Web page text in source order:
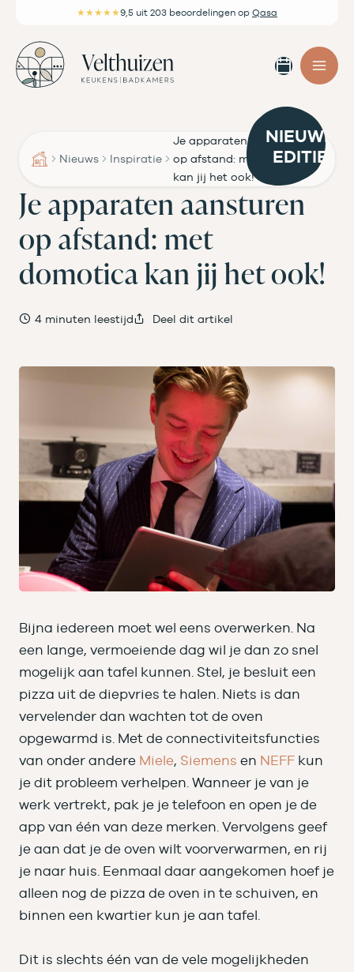
inhoud
★★★★★9,5 uit 203 beoordelingen op Qasa
maken
Nieuws Inspiratie
Je apparaten aansturen
op afstand: met domotica
kan jij het ook!
Je apparaten aansturen
op afstand: met
domotica kan jij het ook!
4 minuten leestijd Deel dit artikel
Bijna iedereen moet wel eens overwerken. Na
een lange, vermoeiende dag wil je dan zo snel
mogelijk aan tafel kunnen. Stel, je besluit een
pizza uit de diepvries te halen. Niets is dan
vervelender dan wachten tot de oven
opgewarmd is. Met de connectiviteitsfuncties
van onder andere Miele, Siemens en NEFF kun
je dit probleem verhelpen. Wanneer je van je
werk vertrekt, pak je je telefoon en open je de
app van één van deze merken. Vervolgens geef
je aan dat je de oven wilt voorverwarmen, en rij
je naar huis. Eenmaal daar aangekomen hoef je
alleen nog de pizza de oven in te schuiven, en
binnen een kwartier kun je aan tafel.
Dit is slechts één van de vele mogelijkheden
NIEUWE
EDITIE